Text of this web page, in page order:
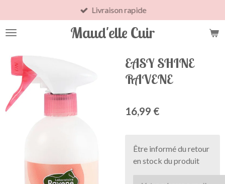
au
contenu
Maud'elle Cuir
Livraison rapide
EASY SHINE
RAVENE
16,99 €
Être informé du retour
en stock du produit